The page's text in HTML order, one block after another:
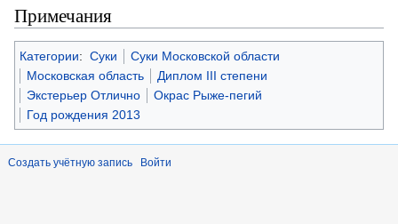
Примечания
Категории: Суки
Суки Московской области
Московская область
Диплом III степени
Экстерьер Отлично
Окрас Рыже-пегий
Год рождения 2013
Создать учётную запись Войти